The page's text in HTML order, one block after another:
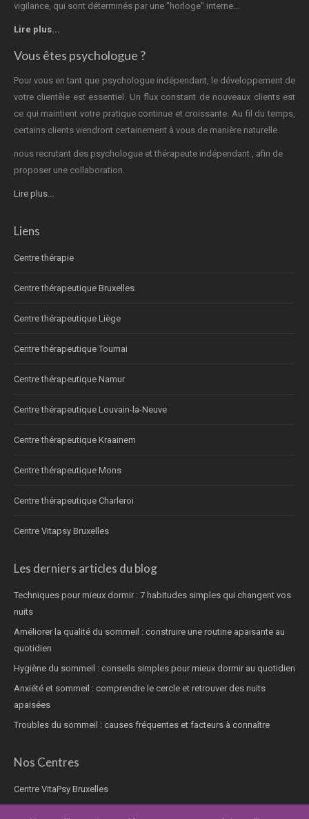
vigilance, qui sont déterminés par une "horloge" interne...
Lire plus...
Vous êtes psychologue ?
Pour vous en tant que psychologue indépendant, le développement de
votre clientèle est essentiel. Un flux constant de nouveaux clients est
ce qui maintient votre pratique continue et croissante. Au fil du temps,
certains clients viendront certainement à vous de manière naturelle.
nous recrutant des psychologue et thérapeute indépendant , afin de
proposer une collaboration.
Lire plus...
Liens
Centre thérapie
Centre thérapeutique Bruxelles
Centre thérapeutique Liège
Centre thérapeutique Tournai
Centre thérapeutique Namur
Centre thérapeutique Louvain-la-Neuve
Centre thérapeutique Kraainem
Centre thérapeutique Mons
Centre thérapeutique Charleroi
Centre Vitapsy Bruxelles
Les derniers articles du blog
Techniques pour mieux dormir : 7 habitudes simples qui changent vos
nuits
Améliorer la qualité du sommeil : construire une routine apaisante au
quotidien
Hygiène du sommeil : conseils simples pour mieux dormir au quotidien
Anxiété et sommeil : comprendre le cercle et retrouver des nuits
apaisées
Troubles du sommeil : causes fréquentes et facteurs à connaître
Nos Centres
Centre VitaPsy Bruxelles